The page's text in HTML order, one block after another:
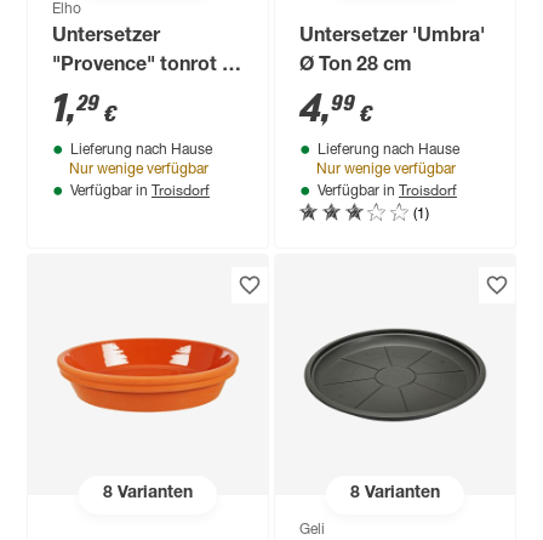
Elho
Untersetzer
"Provence" tonrot Ø
10 cm
1,29 €
Lieferung nach Hause
Nur wenige verfügbar
Verfügbar in Troisdorf
Untersetzer 'Umbra'
Ø Ton 28 cm
4,99 €
Lieferung nach Hause
Nur wenige verfügbar
Verfügbar in Troisdorf
(1)
8Varianten 8Varianten
Geli